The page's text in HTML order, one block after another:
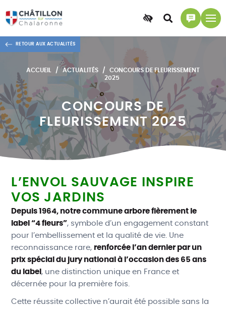
Accessibilité
Accéder
à
recherche
Accéder
à
contact
ACCUEIL ACTUALITÉS
CONCOURS DE FLEURISSEMENT
2025
CONCOURS DE
FLEURISSEMENT 2025
RETOUR AUX ACTUALITÉS
L’ENVOL SAUVAGE INSPIRE
VOS JARDINS
Depuis 1964, notre commune arbore fièrement le
label “4 fleurs”, symbole d’un engagement constant
pour l’embellissement et la qualité de vie. Une
reconnaissance rare, renforcée l’an dernier par un
prix spécial du jury national à l’occasion des 65 ans
du label, une distinction unique en France et
décernée pour la première fois.
Cette réussite collective n’aurait été possible sans la